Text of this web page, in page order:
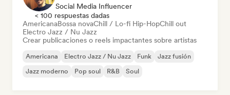
Social Media Influencer
< 100 respuestas dadas
AmericanaBossa novaChill / Lo-fi Hip-HopChill out
Electro Jazz / Nu Jazz
Crear publicaciones o reels impactantes sobre artistas
Americana Electro Jazz / Nu Jazz Funk
Jazz fusión
Jazz moderno
Pop soul R&B Soul